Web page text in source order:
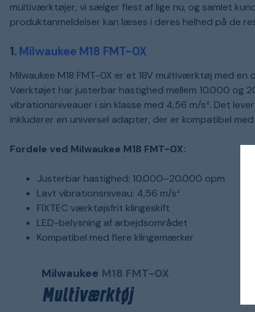
multiværktøjer, vi sælger flest af lige nu, og samlet
produktanmeldelser kan læses i deres helhed på de
1. Milwaukee M18 FMT-0X
Milwaukee M18 FMT-0X er et 18V multiværktøj med en
Værktøjet har justerbar hastighed mellem 10.000 og
vibrationsniveauer i sin klasse med 4,56 m/s². Det
inkluderer en universel adapter, der er kompatibel
Fordele ved Milwaukee M18 FMT-0X:
Justerbar hastighed: 10.000–20.000 opm
Lavt vibrationsniveau: 4,56 m/s²
FIXTEC værktøjsfrit klingeskift
LED-belysning af arbejdsområdet
Kompatibel med flere klingemærker
Milwaukee M18 FMT-0X
Multiværktøj